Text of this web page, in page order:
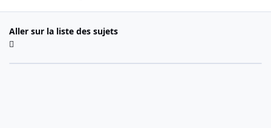
Aller sur la liste des sujets